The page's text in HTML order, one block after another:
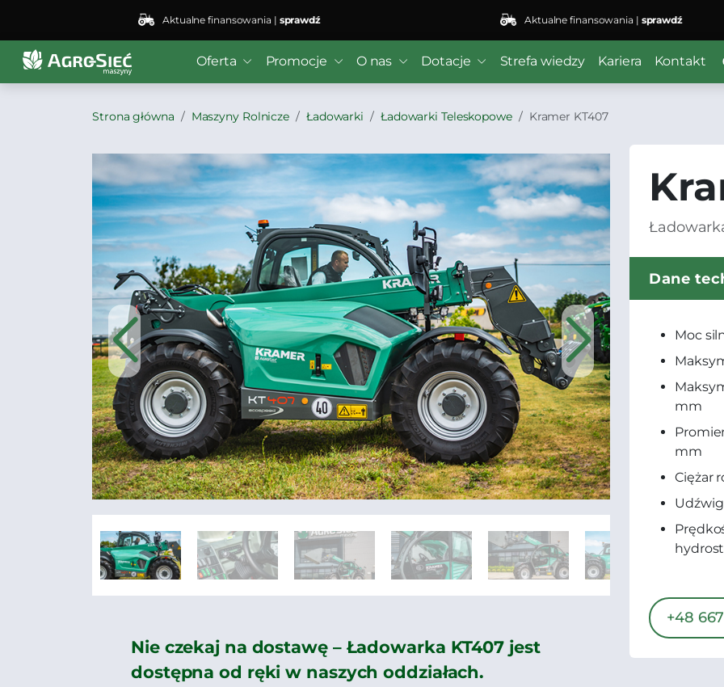
Aktualne finansowania |sprawdź Aktualne finansowania |sprawdź
Oferta Promocje O nas Dotacje Strefa wiedzy Kariera Kontakt
Strona główna Maszyny Rolnicze Ładowarki Ładowarki Teleskopowe Kramer KT407
Nie czekaj na dostawę – Ładowarka KT407 jest
dostępna od ręki w naszych oddziałach.
Dane
Moc
mm
mm
Ciężar
+48